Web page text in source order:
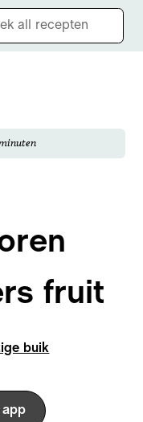
fruit
buik
app